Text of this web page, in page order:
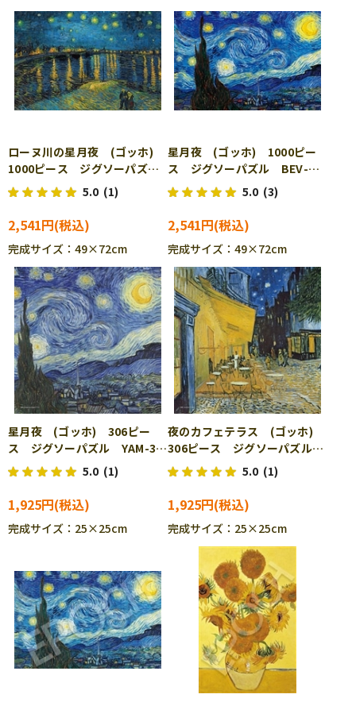
ローヌ川の星月夜 (ゴッホ)
1000ピース ジグソーパズ
ル BEV-1000-075
5.0 (1)
2,541円
完成サイズ：49×72cm
星月夜 (ゴッホ) 1000ピー
ス ジグソーパズル BEV-
1000-076
5.0 (3)
2,541円
完成サイズ：49×72cm
星月夜 (ゴッホ) 306ピー
ス ジグソーパズル YAM-36-
13
5.0 (1)
1,925円
完成サイズ：25×25cm
夜のカフェテラス (ゴッホ)
306ピース ジグソーパズル
YAM-36-14
5.0 (1)
1,925円
完成サイズ：25×25cm